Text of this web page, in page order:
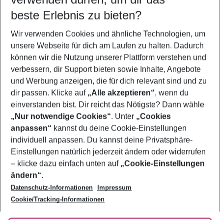
5-8 Nächte
2 Erwachsene Keine Kinder
Mehr Filter anzeigen
Footer
Footer navigation
Über uns
AGB
Bestpreisgarantie
Cookie-Einstellungen ändern
Cookie-Richtlinie
Agenturbetreuung
Barrierefreies Reisen
Folge uns
beste Erlebnis zu bieten?
Wir verwenden Cookies und ähnliche Technologien, um
unsere Webseite für dich am Laufen zu halten. Dadurch
können wir die Nutzung unserer Plattform verstehen und
verbessern, dir Support bieten sowie Inhalte, Angebote
und Werbung anzeigen, die für dich relevant sind und zu
dir passen. Klicke auf „Alle akzeptieren“, wenn du
einverstanden bist. Dir reicht das Nötigste? Dann wähle
„Nur notwendige Cookies“. Unter „Cookies
anpassen“ kannst du deine Cookie-Einstellungen
individuell anpassen. Du kannst deine Privatsphäre-
Einstellungen natürlich jederzeit ändern oder widerrufen
– klicke dazu einfach unten auf „Cookie-Einstellungen
ändern“.
Datenschutz-Informationen
Impressum
Cookie/Tracking-Informationen